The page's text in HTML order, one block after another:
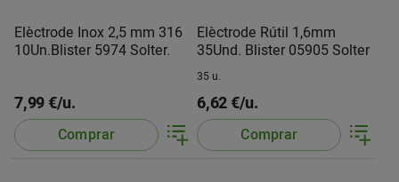
Elèctrode Inox 2,5 mm 316
10Un.Blister 5974 Solter.
7,99 €/u.
Comprar
Elèctrode Rútil 1,6mm
35Und. Blister 05905 Solter
35 u.
6,62 €/u.
Comprar